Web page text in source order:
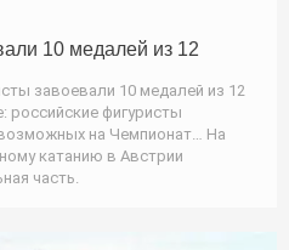
10 медалей из 12
завоевали 10 медалей из 12
российские фигуристы
на Чемпионат… На
катанию в Австрии
часть.